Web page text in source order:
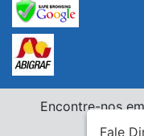
Encontre-nos